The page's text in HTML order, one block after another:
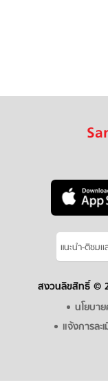
แนะนำ-ติชมเ
สงวนลิขสิทธิ์ ©
นโยบา
แจ้งการละ